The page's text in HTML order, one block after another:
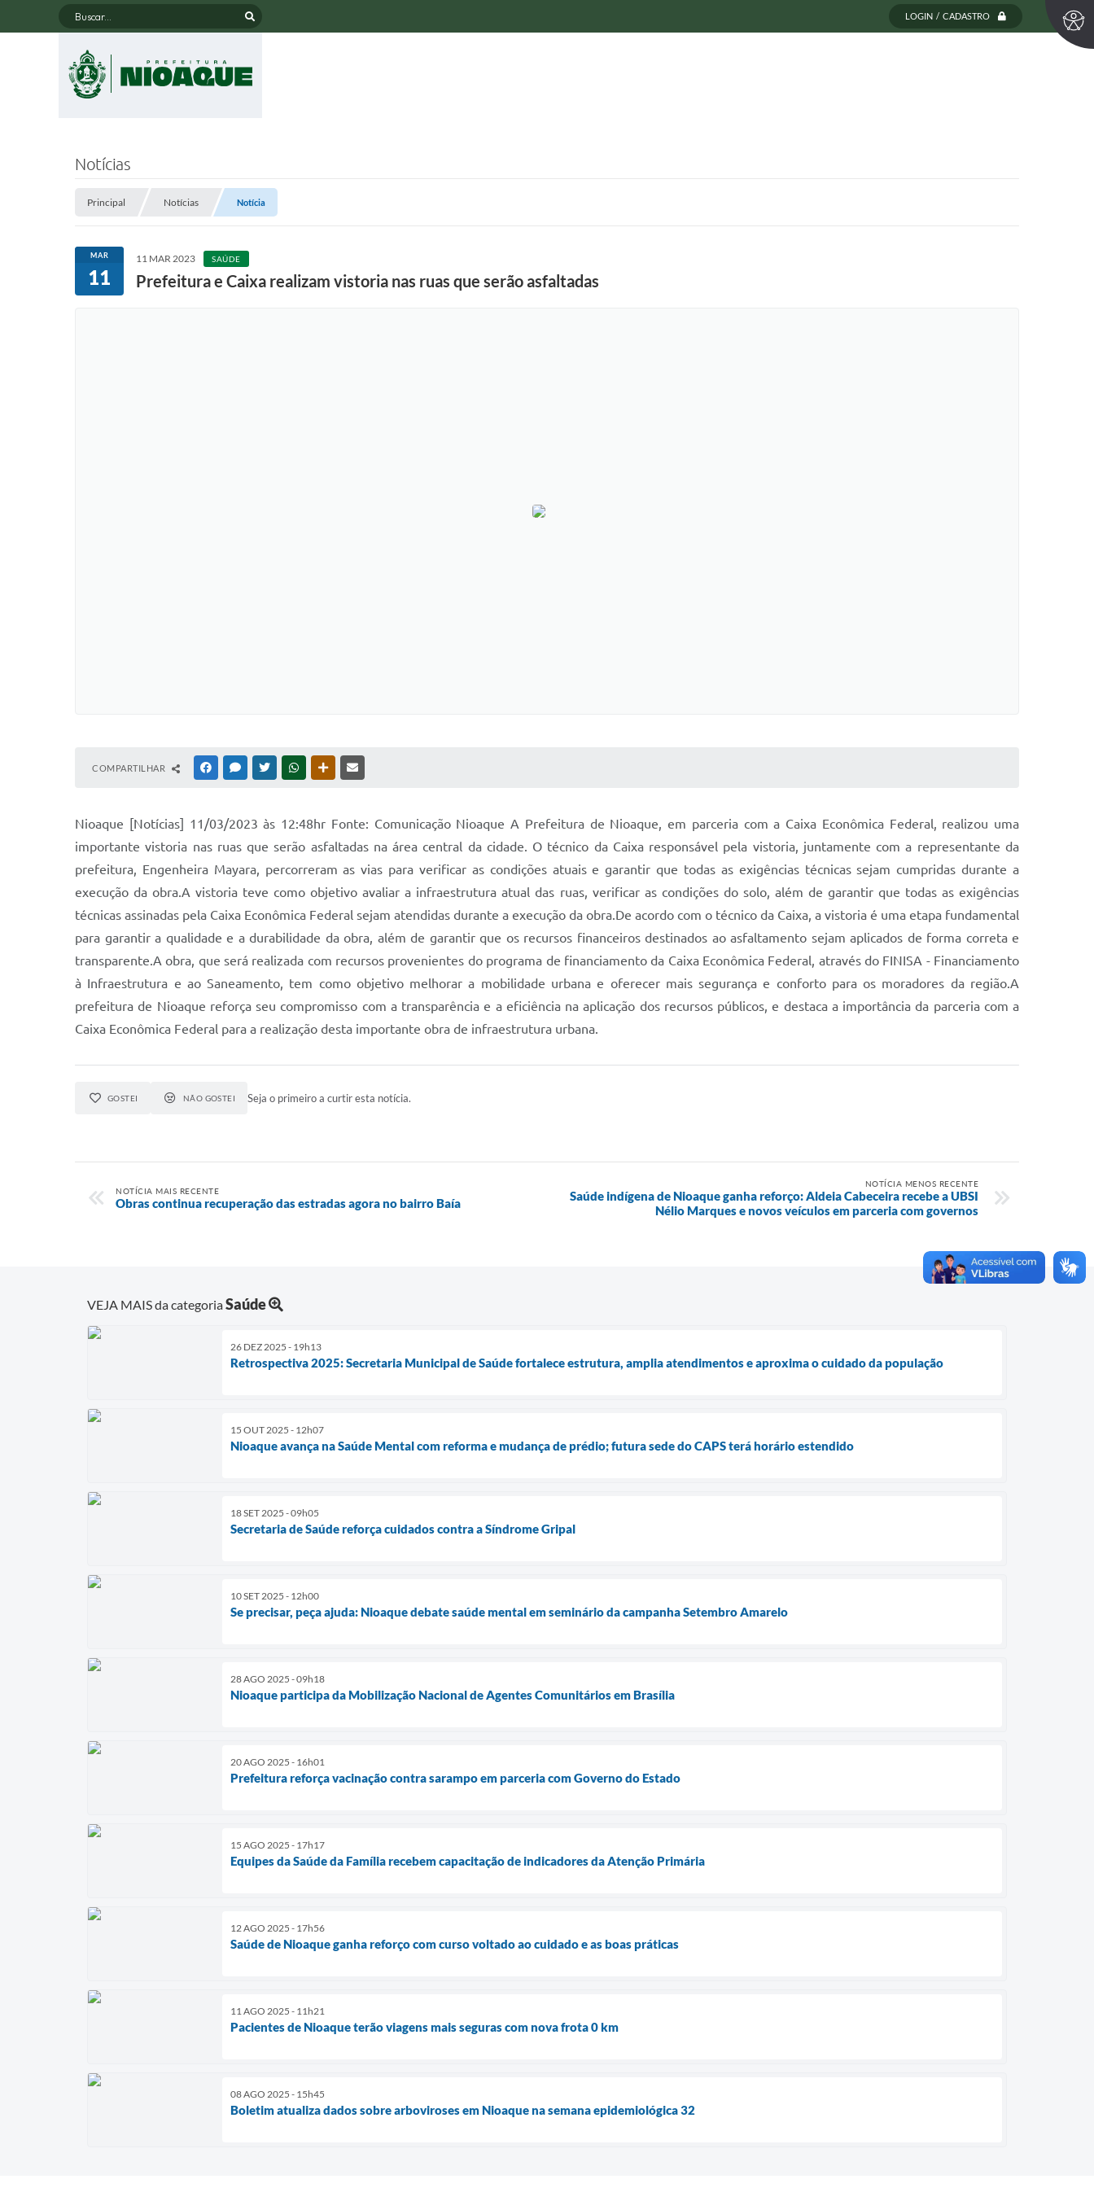
LOGIN / CADASTRO
Buscar...
Notícias
Principal Notícias Notícia
MAR
11
11 MAR 2023 SAÚDE
Prefeitura e Caixa realizam vistoria nas ruas que serão asfaltadas
COMPARTILHAR FACEBOOKMESSENGER
TWITTERWHATSAPPOUTRAS MÍDIAS
Nioaque [Notícias] 11/03/2023 às 12:48hr Fonte: Comunicação Nioaque A Prefeitura de Nioaque, em parceria com a Caixa Econômica Federal, realizou uma
importante vistoria nas ruas que serão asfaltadas na área central da cidade. O técnico da Caixa responsável pela vistoria, juntamente com a representante da
prefeitura, Engenheira Mayara, percorreram as vias para verificar as condições atuais e garantir que todas as exigências técnicas sejam cumpridas durante a
execução da obra.A vistoria teve como objetivo avaliar a infraestrutura atual das ruas, verificar as condições do solo, além de garantir que todas as exigências
técnicas assinadas pela Caixa Econômica Federal sejam atendidas durante a execução da obra.De acordo com o técnico da Caixa, a vistoria é uma etapa fundamental
para garantir a qualidade e a durabilidade da obra, além de garantir que os recursos financeiros destinados ao asfaltamento sejam aplicados de forma correta e
transparente.A obra, que será realizada com recursos provenientes do programa de financiamento da Caixa Econômica Federal, através do FINISA - Financiamento
à Infraestrutura e ao Saneamento, tem como objetivo melhorar a mobilidade urbana e oferecer mais segurança e conforto para os moradores da região.A
prefeitura de Nioaque reforça seu compromisso com a transparência e a eficiência na aplicação dos recursos públicos, e destaca a importância da parceria com a
Caixa Econômica Federal para a realização desta importante obra de infraestrutura urbana.
GOSTEI NÃO GOSTEI Seja o primeiro a curtir esta notícia.
NOTÍCIA MAIS RECENTE
Obras continua recuperação das estradas agora no bairro Baía
NOTÍCIA MENOS RECENTE
Saúde indígena de Nioaque ganha reforço: Aldeia Cabeceira recebe a UBSI
Nélio Marques e novos veículos em parceria com governos
VEJA MAIS da categoriaSaúde
26 DEZ 2025 - 19h13
Retrospectiva 2025: Secretaria Municipal de Saúde fortalece estrutura, amplia atendimentos e aproxima o cuidado da população
15 OUT 2025 - 12h07
Nioaque avança na Saúde Mental com reforma e mudança de prédio; futura sede do CAPS terá horário estendido
18 SET 2025 - 09h05
Secretaria de Saúde reforça cuidados contra a Síndrome Gripal
10 SET 2025 - 12h00
Se precisar, peça ajuda: Nioaque debate saúde mental em seminário da campanha Setembro Amarelo
28 AGO 2025 - 09h18
Nioaque participa da Mobilização Nacional de Agentes Comunitários em Brasília
20 AGO 2025 - 16h01
Prefeitura reforça vacinação contra sarampo em parceria com Governo do Estado
15 AGO 2025 - 17h17
Equipes da Saúde da Família recebem capacitação de indicadores da Atenção Primária
12 AGO 2025 - 17h56
Saúde de Nioaque ganha reforço com curso voltado ao cuidado e as boas práticas
11 AGO 2025 - 11h21
Pacientes de Nioaque terão viagens mais seguras com nova frota 0 km
08 AGO 2025 - 15h45
Boletim atualiza dados sobre arboviroses em Nioaque na semana epidemiológica 32